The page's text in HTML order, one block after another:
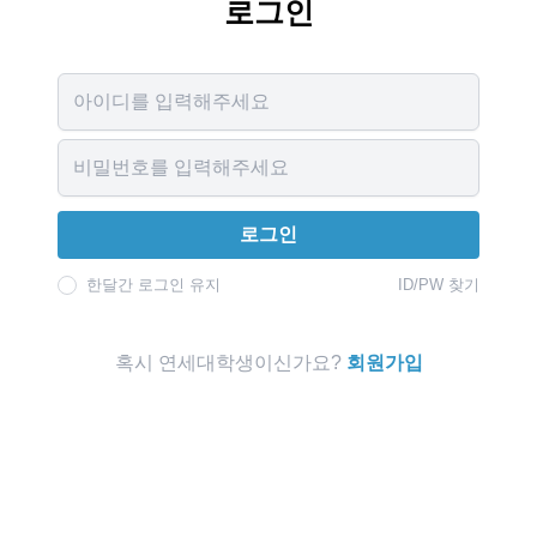
로그인
로그인
한달간 로그인 유지 ID/PW 찾기
혹시 연세대학생이신가요? 회원가입